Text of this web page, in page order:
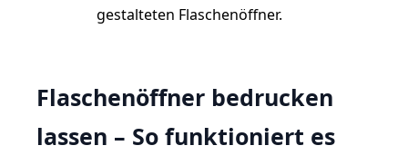
gestalteten Flaschenöffner.
Flaschenöffner bedrucken
lassen – So funktioniert es